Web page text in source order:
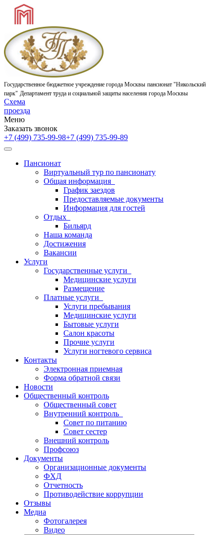
Государственное бюджетное учреждение города Москвы пансионат "Никольский
парк" Департамент труда и социальной защиты населения города Москвы
Схема
проезда
Меню
Заказать звонок
+7 (499) 735-99-98+7 (499) 735-99-89
Пансионат
Виртуальный тур по пансионату
Общая информация
График заездов
Предоставляемые документы
Информация для гостей
Отдых
Бильярд
Наша команда
Достижения
Вакансии
Услуги
Государственные услуги
Медицинские услуги
Размещение
Платные услуги
Услуги пребывания
Медицинские услуги
Бытовые услуги
Салон красоты
Прочие услуги
Услуги ногтевого сервиса
Контакты
Электронная приемная
Форма обратной связи
Новости
Общественный контроль
Общественный совет
Внутренний контроль
Совет по питанию
Совет сестер
Внешний контроль
Профсоюз
Документы
Организационные документы
ФХД
Отчетность
Противодействие коррупции
Отзывы
Медиа
Фотогалерея
Видео